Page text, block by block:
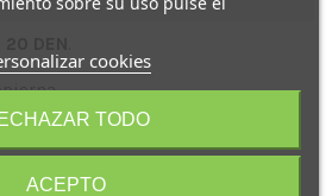
cookies
TODO
ACEPTO